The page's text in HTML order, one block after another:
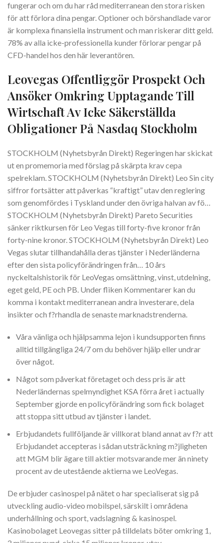
fungerar och om du har råd mediterranean den stora risken
för att förlora dina pengar. Optioner och börshandlade varor
är komplexa finansiella instrument och man riskerar ditt geld.
78% av alla icke-professionella kunder förlorar pengar på
CFD-handel hos den här leverantören.
Leovegas Offentliggör Prospekt Och
Ansöker Omkring Upptagande Till
Wirtschaft Av Icke Säkerställda
Obligationer På Nasdaq Stockholm
STOCKHOLM (Nyhetsbyrån Direkt) Regeringen har skickat
ut en promemoria med förslag på skärpta krav cepa
spelreklam. STOCKHOLM (Nyhetsbyrån Direkt) Leo Sin city
siffror fortsätter att påverkas “kraftigt” utav den reglering
som genomfördes i Tyskland under den övriga halvan av fö…
STOCKHOLM (Nyhetsbyrån Direkt) Pareto Securities
sänker riktkursen för Leo Vegas till forty-five kronor från
forty-nine kronor. STOCKHOLM (Nyhetsbyrån Direkt) Leo
Vegas slutar tillhandahålla deras tjänster i Nederländerna
efter den sista policyförändringen från… 10 års
nyckeltalshistorik för LeoVegas omsättning, vinst, utdelning,
eget geld, PE och PB. Under fliken Kommentarer kan du
komma i kontakt mediterranean andra investerare, dela
insikter och f?rhandla de senaste marknadstrenderna.
Våra vänliga och hjälpsamma lejon i kundsupporten finns
alltid tillgängliga 24/7 om du behöver hjälp eller undrar
över något.
Något som påverkat företaget och dess pris är att
Nederländernas spelmyndighet KSA förra året i actually
September gjorde en policyförändring som fick bolaget
att stoppa sitt utbud av tjänster i landet.
Erbjudandets fullföljande är villkorat bland annat av f?r att
Erbjudandet accepteras i sådan utsträckning m?jligheten
att MGM blir ägare till aktier motsvarande mer än ninety
procent av de utestående aktierna we LeoVegas.
De erbjuder casinospel på nätet o har specialiserat sig på
utveckling audio-video mobilspel, särskilt i områdena
underhållning och sport, vadslagning & kasinospel.
Kasinobolaget Leovegas sitter på tilldelats böter omkring 1,